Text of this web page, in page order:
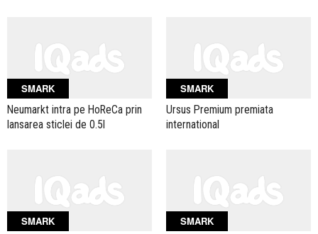
SMARK
Neumarkt intra pe HoReCa prin
lansarea sticlei de 0.5l
SMARK
Ursus Premium premiata
international
SMARK
SMARK